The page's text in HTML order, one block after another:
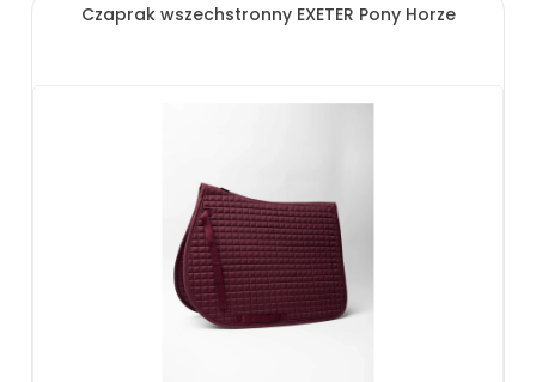
Czaprak wszechstronny EXETER Pony Horze